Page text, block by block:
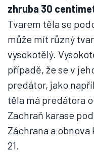
zhruba 30
Tvarem těla se
může mít různý
vysokotělý.
případě, že se v
predátor, jako
těla má predátora
Zachraň karase
Záchrana a
21.